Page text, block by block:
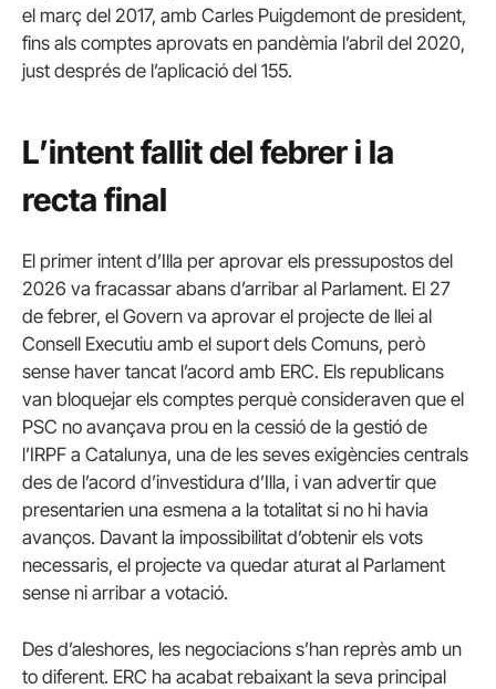
el març del 2017, amb Carles Puigdemont de president,
fins als comptes aprovats en pandèmia l’abril del 2020,
just després de l’aplicació del 155.
L’intent fallit del febrer i la
recta final
El primer intent d’Illa per aprovar els pressupostos del
2026 va fracassar abans d’arribar al Parlament. El 27
de febrer, el Govern va aprovar el projecte de llei al
Consell Executiu amb el suport dels Comuns, però
sense haver tancat l’acord amb ERC. Els republicans
van bloquejar els comptes perquè consideraven que el
PSC no avançava prou en la cessió de la gestió de
l’IRPF a Catalunya, una de les seves exigències centrals
des de l’acord d’investidura d’Illa, i van advertir que
presentarien una esmena a la totalitat si no hi havia
avanços. Davant la impossibilitat d’obtenir els vots
necessaris, el projecte va quedar aturat al Parlament
sense ni arribar a votació.
Des d’aleshores, les negociacions s’han reprès amb un
to diferent. ERC ha acabat rebaixant la seva principal